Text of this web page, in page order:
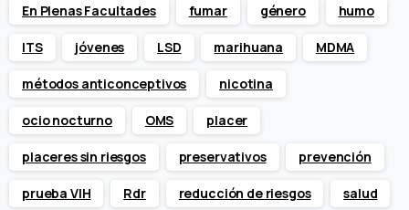
En Plenas Facultades fumar género humo
ITS jóvenes LSD marihuana MDMA
métodos anticonceptivos nicotina
ocio nocturno OMS placer
placeres sin riesgos preservativos prevención
prueba VIH Rdr reducción de riesgos salud